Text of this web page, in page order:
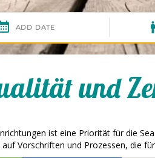
und
ist eine Priorität für die
Vorschriften und Prozessen, die